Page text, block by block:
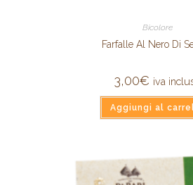
Bicolore
Farfalle Al Nero Di
3,00€ iva
Aggiungi al